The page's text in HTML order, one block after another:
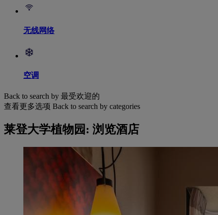
无线网络
空调
Back to search by 最受欢迎的
查看更多选项 Back to search by categories
莱登大学植物园: 浏览酒店